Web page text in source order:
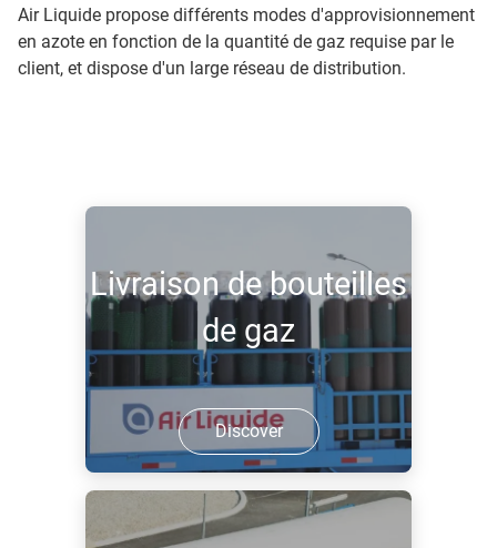
Air Liquide propose différents modes d'approvisionnement
en azote en fonction de la quantité de gaz requise par le
client, et dispose d'un large réseau de distribution.
Livraison de bouteilles
de gaz
Discover